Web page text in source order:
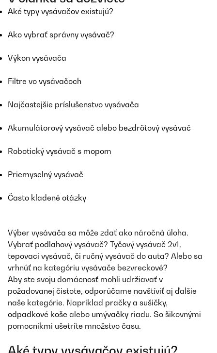
Aké typy vysávačov existujú?
Ako vybrať správny vysávač?
Výkon vysávača
Filtre vo vysávačoch
Najčastejšie príslušenstvo vysávača
Akumulátorový vysávač alebo bezdrôtový vysávač
Robotický vysávač s mopom
Priemyselný vysávač
Často kladené otázky
Výber vysávača sa môže zdať ako náročná úloha.
Vybrať podlahový vysávač? Tyčový vysávač 2v1,
tepovací vysávač, či ručný vysávač do auta? Alebo sa
vrhnúť na kategóriu vysávače bezvreckové?
Aby ste svoju domácnosť mohli udržiavať v
požadovanej čistote, odporúčame navštíviť aj ďalšie
naše kategórie. Napríklad pračky a sušičky,
odpadkové koše alebo umývačky riadu. So šikovnými
pomocníkmi ušetríte množstvo času.